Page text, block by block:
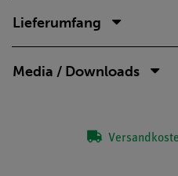
Lieferumfang
Media / Downloads